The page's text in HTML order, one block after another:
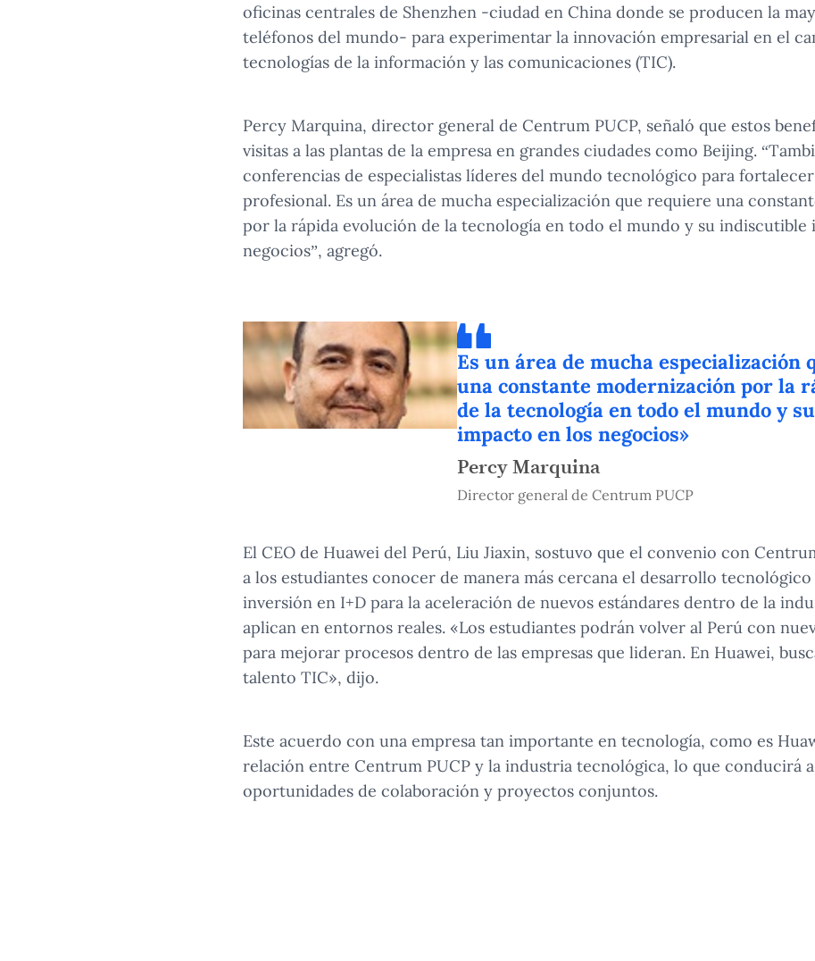
oficinas centrales de Shenzhen -ciudad en China donde se producen la
teléfonos del mundo- para experimentar la innovación empresarial en el
tecnologías de la información y las comunicaciones (TIC).
Percy Marquina, director general de Centrum PUCP, señaló que estos
visitas a las plantas de la empresa en grandes ciudades como Beijing.
conferencias de especialistas líderes del mundo tecnológico para
profesional. Es un área de mucha especialización que requiere una
por la rápida evolución de la tecnología en todo el mundo y su indiscutible
negocios”, agregó.
Es un área de mucha especialización
una constante modernización por la
de la tecnología en todo el mundo y
impacto en los negocios»
Percy Marquina
Director general de Centrum PUCP
El CEO de Huawei del Perú, Liu Jiaxin, sostuvo que el convenio con
a los estudiantes conocer de manera más cercana el desarrollo tecnológico
inversión en I+D para la aceleración de nuevos estándares dentro de la
aplican en entornos reales. «Los estudiantes podrán volver al Perú con
para mejorar procesos dentro de las empresas que lideran. En Huawei,
talento TIC», dijo.
Este acuerdo con una empresa tan importante en tecnología, como es
relación entre Centrum PUCP y la industria tecnológica, lo que conducirá
oportunidades de colaboración y proyectos conjuntos.